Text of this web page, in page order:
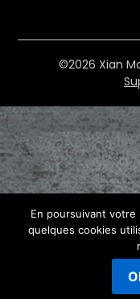
©2026 Xian
En poursuivant
quelques cookies